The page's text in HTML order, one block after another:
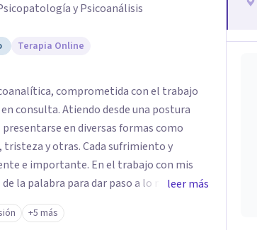
y Psicoanálisis
Terapia Online
comprometida con el trabajo
consulta. Atiendo desde una postura
en diversas formas como
Cada sufrimiento y
En el trabajo con mis
palabra para dar paso a lo nuevo. En
emocional en la atención a
incluye sesiones con padres y visitas
leer más
+5 más